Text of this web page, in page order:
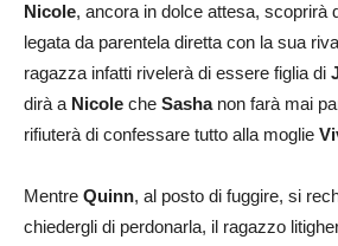
Nicole, ancora in dolce attesa, scoprirà
legata da parentela diretta con la sua
ragazza infatti rivelerà di essere figlia di
dirà a Nicole che Sashanon farà mai
rifiuterà di confessare tutto alla moglie
Mentre Quinn, al posto di fuggire, si
chiedergli di perdonarla, il ragazzo